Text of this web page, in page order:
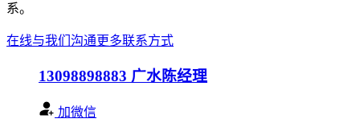
系。
在线与我们沟通更多联系方式
13098898883 广水陈经理
加微信